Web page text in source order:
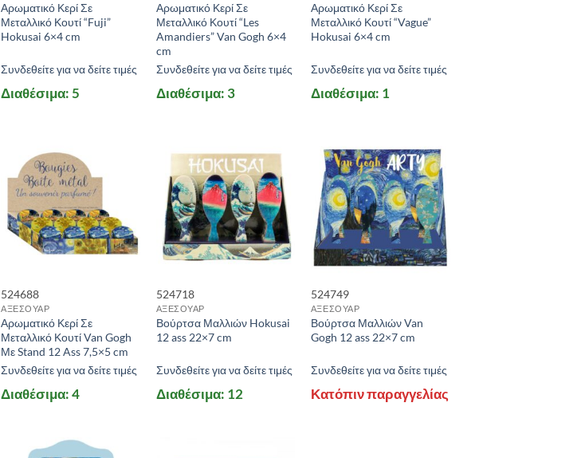
Αρωματικό Κερί Σε
Μεταλλικό Κουτί “Fuji”
Hokusai 6×4 cm
Συνδεθείτε για να δείτε τιμές
Διαθέσιμα: 5
Αρωματικό Κερί Σε
Μεταλλικό Κουτί “Les
Amandiers” Van Gogh 6×4
cm
Συνδεθείτε για να δείτε τιμές
Διαθέσιμα: 3
Αρωματικό Κερί Σε
Μεταλλικό Κουτί “Vague”
Hokusai 6×4 cm
Συνδεθείτε για να δείτε τιμές
Διαθέσιμα: 1
524688
ΑΞΕΣΟΥΑΡ
Αρωματικό Κερί Σε
Μεταλλικό Κουτί Van Gogh
Με Stand 12 Ass 7,5×5 cm
Συνδεθείτε για να δείτε τιμές
Διαθέσιμα: 4
524718
ΑΞΕΣΟΥΑΡ
Βούρτσα Μαλλιών Hokusai
12 ass 22×7 cm
Συνδεθείτε για να δείτε τιμές
Διαθέσιμα: 12
524749
ΑΞΕΣΟΥΑΡ
Βούρτσα Μαλλιών Van
Gogh 12 ass 22×7 cm
Συνδεθείτε για να δείτε τιμές
Κατόπιν παραγγελίας